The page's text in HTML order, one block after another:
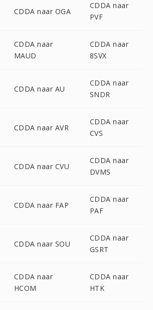
CDDA naar OGA
CDDA naar
PVF
CDDA naar
MAUD
CDDA naar
8SVX
CDDA naar AU
CDDA naar
SNDR
CDDA naar AVR
CDDA naar
CVS
CDDA naar CVU
CDDA naar
DVMS
CDDA naar FAP
CDDA naar
PAF
CDDA naar SOU
CDDA naar
GSRT
CDDA naar
HCOM
CDDA naar
HTK